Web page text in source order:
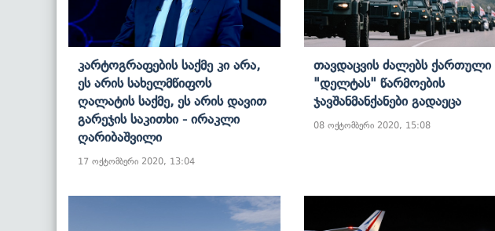
Კარტოგრაფების Საქმე Კი Არა,
Ეს Არის Სახელმწიფოს
Ღალატის Საქმე, Ეს Არის Დავით
Გარეჯის Საკითხი - Ირაკლი
Ღარიბაშვილი
17 ოქტომბერი 2020, 13:04
Თავდაცვის Ძალებს Ქართული
"დელტას" Წარმოების
Ჯავშანმანქანები Გადაეცა
08 ოქტომბერი 2020, 15:08